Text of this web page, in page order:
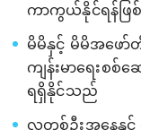
ကာကွယ်နိုင်ရန်ဖ
မိမိနှင့် မိမိအဖော်တို့
ကျန်းမာရေးစစ်
ရရှိနိုင်သည်
လူတစ်ဦးအနေနှ